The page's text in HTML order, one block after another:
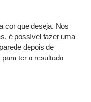
cor que deseja. Nos
é possível fazer uma
depois de
ter o resultado